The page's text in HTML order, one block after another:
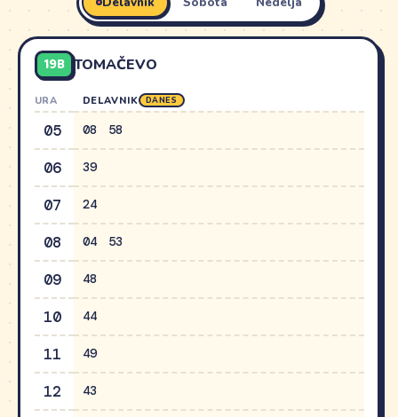
19B TOMAČEVO
URA DELAVNIK DANES
05 08 58
06 39
07 24
08 04 53
09 48
10 44
11 49
12 43